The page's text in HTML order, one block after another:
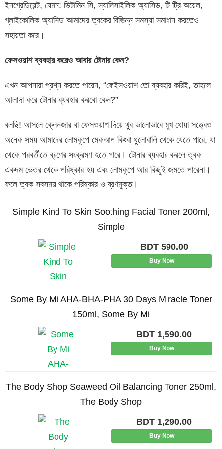
ইনগ্রেডিয়েন্ট, যেমন: ভিটামিন সি, স্যালিসাইলিক অ্যাসিড, টি ট্রি অয়েল,
গ্লাইকোলিক অ্যাসিড আমাদের ত্বকের বিভিন্ন সমস্যা সমাধান করতেও
সহায়তা করে।
ফেসওয়াশ ব্যবহার করেও আবার টোনার কেন?
এখন আপনারা প্রশ্ন করতে পারেন, “ফেইসওয়াশ তো ব্যবহার করিই, তাহলে
আলাদা করে টোনার ব্যবহার করবো কেন?”
বলছি! আসলে ক্লেনজার বা ফেসওয়াশ দিয়ে খুব ভালোভাবে মুখ ধোয়া সত্ত্বেও
অনেক সময় আমাদের লোমকূপে মেকআপ কিংবা ধুলোবালি থেকে যেতে পারে, যা
থেকে পরবর্তীতে ব্রণের সংক্রমণ হতে পারে। টোনার ব্যবহার করলে ত্বক
একদম ভেতর থেকে পরিষ্কার হয় এবং লোমকূপে আর কিছুই জমতে পারেনা।
ফলে ত্বক সবসময় থাকে পরিষ্কার ও ব্রণমুক্ত।
Simple Kind To Skin Soothing Facial Toner 200ml,
Simple
BDT590.00
Buy Now
Some By Mi AHA-BHA-PHA 30 Days Miracle Toner
150ml, Some By Mi
BDT 1,590.00
Buy Now
The Body Shop Seaweed Oil Balancing Toner 250ml,
The Body Shop
BDT 1,290.00
Buy Now